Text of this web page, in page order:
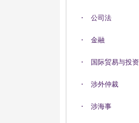
· 公司法
· 金融
· 国际贸易与投资
· 涉外仲裁
· 涉海事